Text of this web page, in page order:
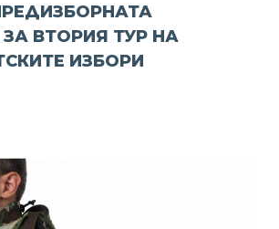
ВТОРИЯ ТУР НА
ИЗБОРИ